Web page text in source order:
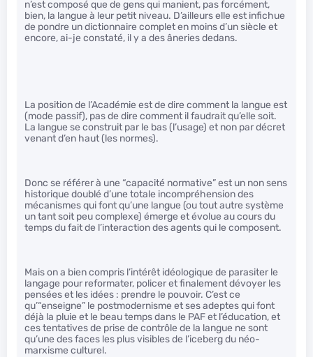
n’est composé que de gens qui manient, pas forcément,
bien, la langue à leur petit niveau. D’ailleurs elle est infichue
de pondre un dictionnaire complet en moins d’un siècle et
encore, ai-je constaté, il y a des âneries dedans.
La position de l’Académie est de dire comment la langue est
(mode passif), pas de dire comment il faudrait qu’elle soit.
La langue se construit par le bas (l’usage) et non par décret
venant d’en haut (les normes).
Donc se référer à une “capacité normative” est un non sens
historique doublé d’une totale incompréhension des
mécanismes qui font qu’une langue (ou tout autre système
un tant soit peu complexe) émerge et évolue au cours du
temps du fait de l’interaction des agents qui le composent.
Mais on a bien compris l’intérêt idéologique de parasiter le
langage pour reformater, policer et finalement dévoyer les
pensées et les idées : prendre le pouvoir. C’est ce
qu’“enseigne” le postmodernisme et ses adeptes qui font
déjà la pluie et le beau temps dans le PAF et l’éducation, et
ces tentatives de prise de contrôle de la langue ne sont
qu’une des faces les plus visibles de l’iceberg du néo-
marxisme culturel.